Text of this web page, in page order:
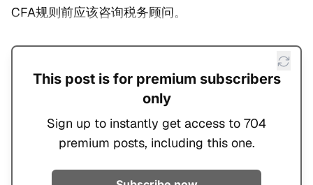
CFA规则前应该咨询税务顾问。
This post is for premium subscribers
only
Sign up to instantly get access to 704
premium posts, including this one.